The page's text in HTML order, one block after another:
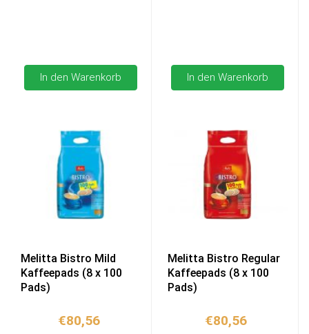
In den Warenkorb In den Warenkorb
Melitta Bistro Mild
Kaffeepads (8 x 100
Pads)
€80,56
Melitta Bistro Regular
Kaffeepads (8 x 100
Pads)
€80,56